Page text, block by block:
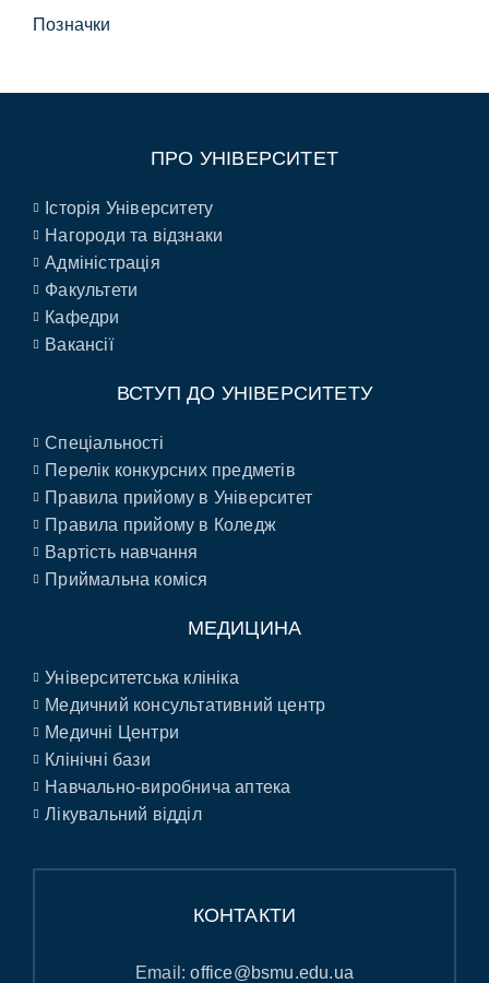
Позначки
ПРО УНІВЕРСИТЕТ
Історія Університету
Нагороди та відзнаки
Адміністрація
Факультети
Кафедри
Вакансії
ВСТУП ДО УНІВЕРСИТЕТУ
Спеціальності
Перелік конкурсних предметів
Правила прийому в Університет
Правила прийому в Коледж
Вартість навчання
Приймальна коміся
МЕДИЦИНА
Університетська клініка
Медичний консультативний центр
Медичні Центри
Клінічні бази
Навчально-виробнича аптека
Лікувальний відділ
КОНТАКТИ
Email:office@bsmu.edu.ua